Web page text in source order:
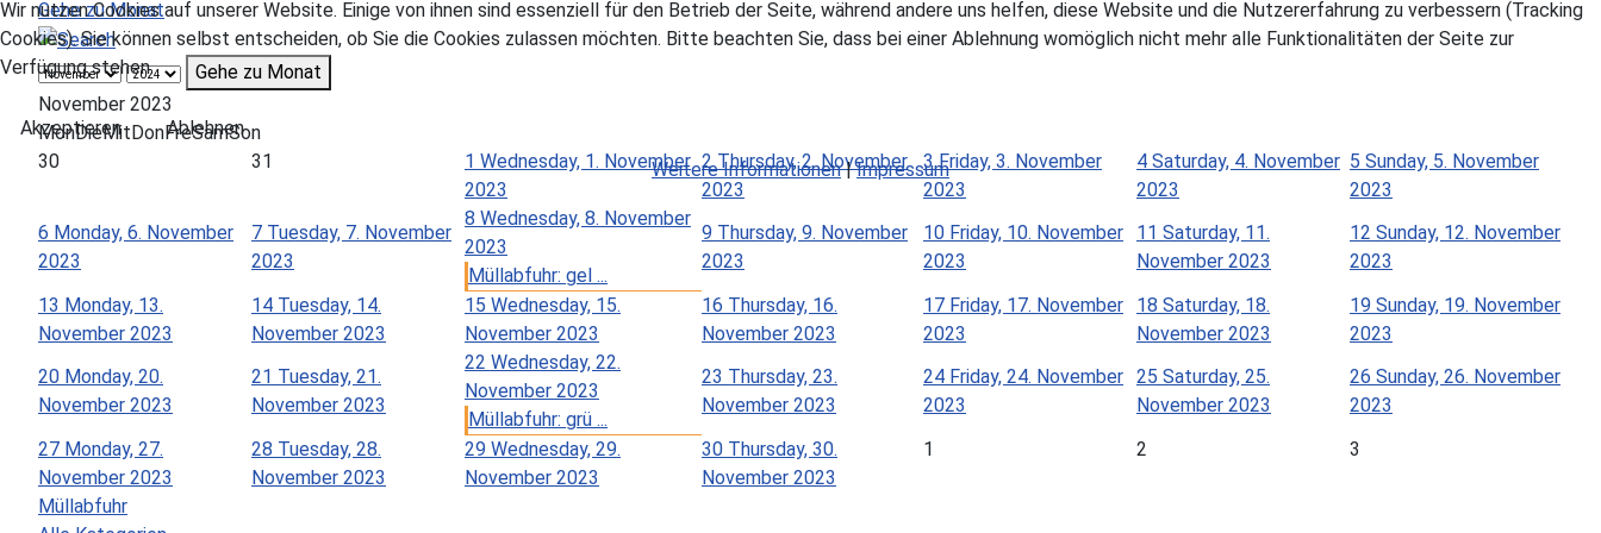
Gehe zu Monat
Gehe zu Monat
November 2023
MonDieMitDonFreSamSon
30
31 1 Wednesday, 1. November
2023
2 Thursday, 2. November
2023
3 Friday, 3. November
2023
4 Saturday, 4. November
2023
5 Sunday, 5. November
2023
6 Monday, 6. November
2023
7 Tuesday, 7. November
2023
8 Wednesday, 8. November
2023
Müllabfuhr: gel ...
9 Thursday, 9. November
2023
10 Friday, 10. November
2023
11 Saturday, 11.
November 2023
12 Sunday, 12. November
2023
13 Monday, 13.
November 2023
14 Tuesday, 14.
November 2023
15 Wednesday, 15.
November 2023
16 Thursday, 16.
November 2023
17 Friday, 17. November
2023
18 Saturday, 18.
November 2023
19 Sunday, 19. November
2023
20 Monday, 20.
November 2023
21 Tuesday, 21.
November 2023
22 Wednesday, 22.
November 2023
Müllabfuhr: grü ...
23 Thursday, 23.
November 2023
24 Friday, 24. November
2023
25 Saturday, 25.
November 2023
26 Sunday, 26. November
2023
27 Monday, 27.
November 2023
28 Tuesday, 28.
November 2023
29 Wednesday, 29.
November 2023
30 Thursday, 30.
November 2023
1 2 3
Müllabfuhr
Wir nutzen Cookies auf unserer Website. Einige von ihnen sind essenziell für den Betrieb der Seite, während andere uns helfen, diese Website und die Nutzererfahrung zu verbessern (Tracking
Cookies). Sie können selbst entscheiden, ob Sie die Cookies zulassen möchten. Bitte beachten Sie, dass bei einer Ablehnung womöglich nicht mehr alle Funktionalitäten der Seite zur
Verfügung stehen.
Akzeptieren
Ablehnen
Weitere Informationen|Impressum